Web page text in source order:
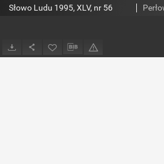
Słowo Ludu 1995, XLV, nr 56